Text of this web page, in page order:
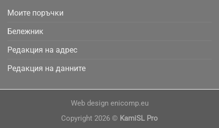
Моите поръчки
Бележник
Редакция на адрес
Редакция на данните
Web design enicomp.eu
Copyright 2026 © KamiSL Pro